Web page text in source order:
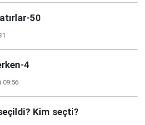
50
4
09:56
Kim seçti?